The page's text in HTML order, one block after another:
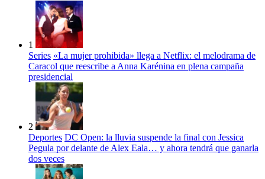
1
Series «La mujer prohibida» llega a Netflix: el melodrama de
Caracol que reescribe a Anna Karénina en plena campaña
presidencial
2
Deportes DC Open: la lluvia suspende la final con Jessica
Pegula por delante de Alex Eala… y ahora tendrá que ganarla
dos veces